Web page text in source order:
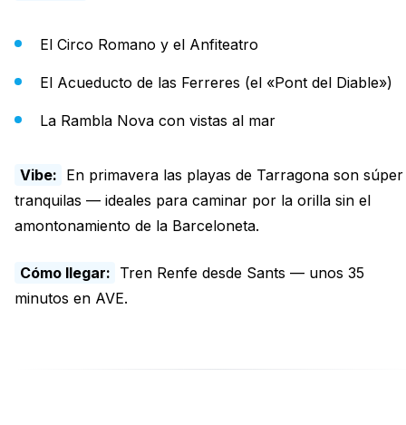
El Circo Romano y el Anfiteatro
El Acueducto de las Ferreres (el «Pont del Diable»)
La Rambla Nova con vistas al mar
Vibe: En primavera las playas de Tarragona son súper
tranquilas — ideales para caminar por la orilla sin el
amontonamiento de la Barceloneta.
Cómo llegar: Tren Renfe desde Sants — unos 35
minutos en AVE.